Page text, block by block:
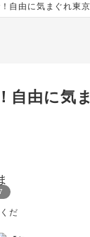
自由に気まぐれ東
由に気
だ
【観光地